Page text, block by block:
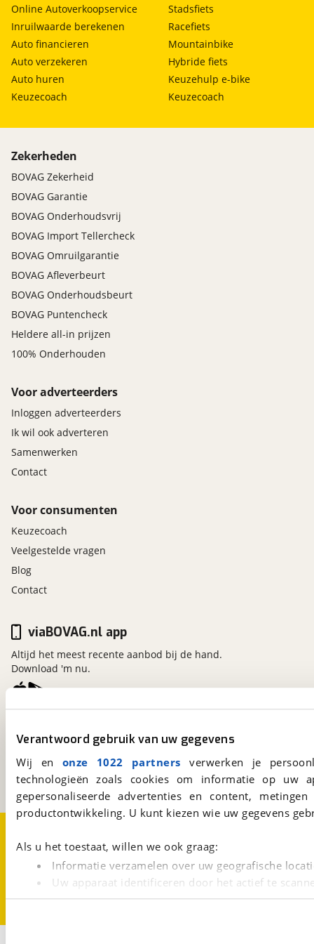
Verantwoord gebruik van uw gegevens
Wij en onze 1022 partners verwerken je
technologieën zoals cookies om informatie op
gepersonaliseerde advertenties en content,
productontwikkeling. U kunt kiezen wie uw gegevens
Als u het toestaat, willen we ook graag:
Informatie verzamelen over uw geografische
Uw apparaat identificeren door het actief te
Lees meer over hoe uw persoonlijke gegevens worden
Online Autoverkoopservice
Inruilwaarde berekenen
Auto financieren
Auto verzekeren
Auto huren
Keuzecoach
Stadsfiets
Racefiets
Mountainbike
Hybride fiets
Keuzehulp e-bike
Keuzecoach
Zekerheden
BOVAG Zekerheid
BOVAG Garantie
BOVAG Onderhoudsvrij
BOVAG Import Tellercheck
BOVAG Omruilgarantie
BOVAG Afleverbeurt
BOVAG Onderhoudsbeurt
BOVAG Puntencheck
Heldere all-in prijzen
100% Onderhouden
Voor adverteerders
Inloggen adverteerders
Ik wil ook adverteren
Samenwerken
Contact
Voor consumenten
Keuzecoach
Veelgestelde vragen
Blog
Contact
Kosterijland15
Een initiatief van
BOVAG
viaBOVAG.nl app
Altijd het meest recente aanbod bij de hand.
Download 'm nu.
CookievoorkeurenVacatures